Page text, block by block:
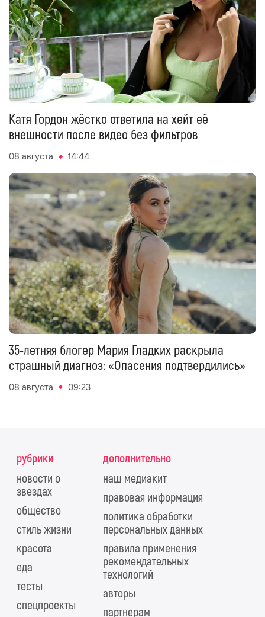
Катя Гордон жёстко ответила на хейт её
внешности после видео без фильтров
08 августа 14:44
35-летняя блогер Мария Гладких раскрыла
страшный диагноз: «Опасения подтвердились»
08 августа 09:23
рубрики
новости о
звездах
общество
стиль жизни
красота
еда
тесты
спецпроекты
дополнительно
наш медиакит
правовая информация
политика обработки
персональных данных
правила применения
рекомендательных
технологий
авторы
партнерам